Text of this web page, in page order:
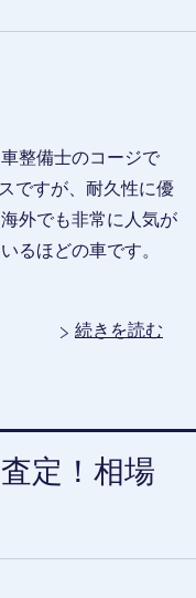
整備士のコージで
ですが、耐久性に優
外でも非常に人気が
るほどの車です。
続きを読む
定！相場